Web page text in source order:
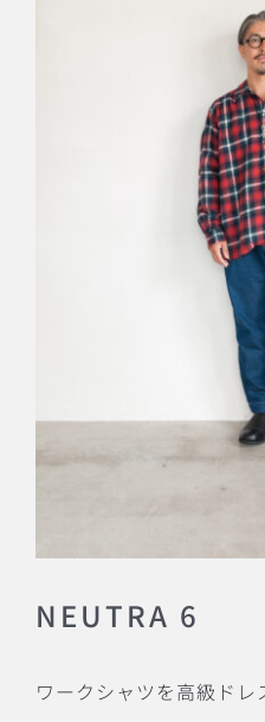
NEUTRA 6
ワークシャツを高級ド